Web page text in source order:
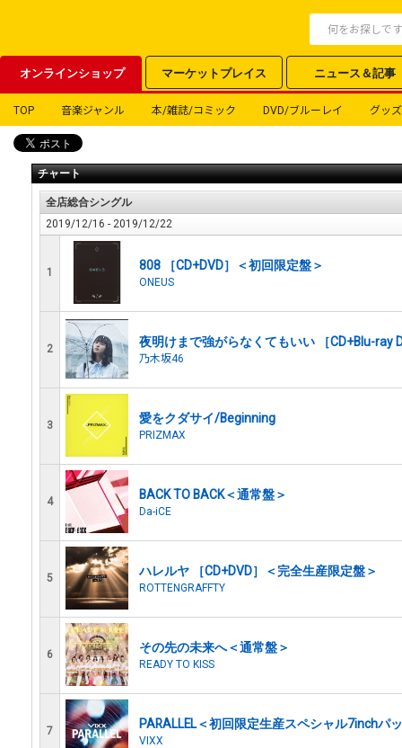
オンラインショップ マーケットプレイス ニュース＆記事
TOP 音楽ジャンル 本/雑誌/コミック DVD/ブルーレイ グッズ
チャート
全店総合シングル
2019/12/16 - 2019/12/22
1 808 ［CD+DVD］＜初回限定盤＞
ONEUS
2 夜明けまで強がらなくてもいい ［CD+Blu-ray
乃木坂46
3 愛をクダサイ/Beginning
PRIZMAX
4 BACK TO BACK＜通常盤＞
Da-iCE
5 ハレルヤ ［CD+DVD］＜完全生産限定盤＞
ROTTENGRAFFTY
6 その先の未来へ＜通常盤＞
READY TO KISS
7 PARALLEL＜初回限定生産スペシャル7inchパ
VIXX